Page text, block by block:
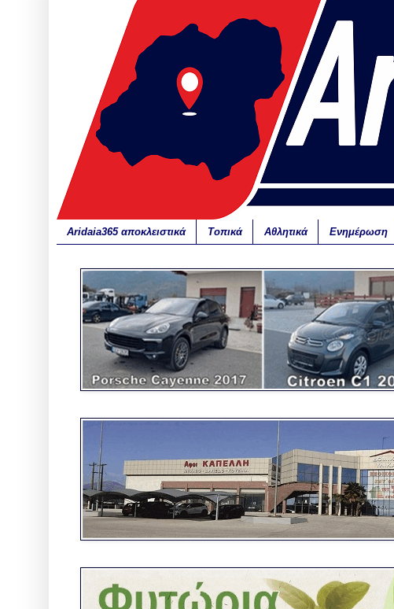
Aridaia365 αποκλειστικά Τοπικά Αθλητικά Ενημέρωση